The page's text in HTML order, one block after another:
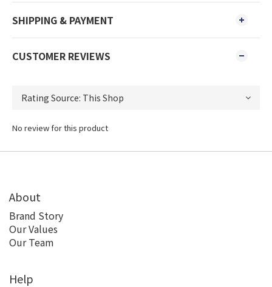
SHIPPING & PAYMENT
CUSTOMER REVIEWS
No review for this product
About
Brand Story
Our Values
Our Team
Help